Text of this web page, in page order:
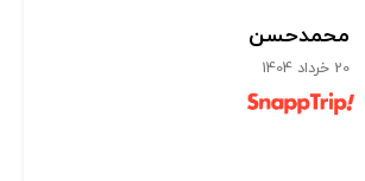
محمدحسن
20 خرداد 1404